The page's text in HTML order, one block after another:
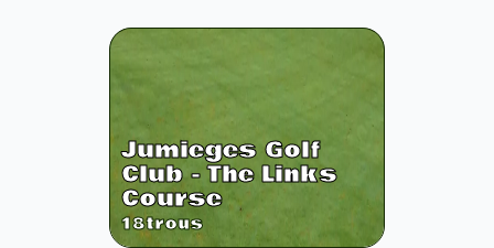
Jumieges Golf
Club - The Links
Course
18trous